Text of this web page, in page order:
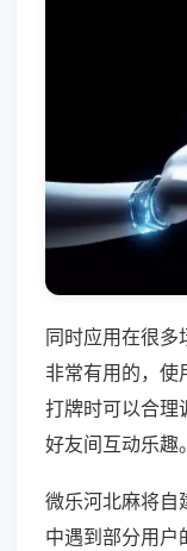
同时应用在很多
非常有用的，使
打牌时可以合理
好友间互动乐趣。
微乐河北麻将自
中遇到部分用户